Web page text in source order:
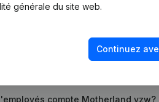
que Motherland vzw a déposé
compte Motherland vzw?
générale du site web.
Continuez